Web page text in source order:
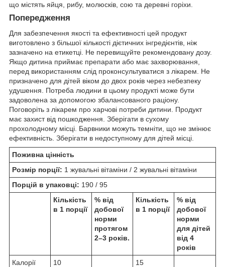
що містять яйця, рибу, молюсків, сою та деревні горіхи.
Попередження
Для забезпечення якості та ефективності цей продукт
виготовлено з більшої кількості дієтичних інгредієнтів, ніж
зазначено на етикетці. Не перевищуйте рекомендовану дозу.
Якщо дитина приймає препарати або має захворювання,
перед використанням слід проконсультуватися з лікарем. Не
призначено для дітей віком до двох років через небезпеку
удушення. Потреба людини в цьому продукті може бути
задоволена за допомогою збалансованого раціону.
Поговоріть з лікарем про харчові потреби дитини. Продукт
має захист від пошкодження. Зберігати в сухому
прохолодному місці. Барвники можуть темніти, що не змінює
ефективність. Зберігати в недоступному для дітей місці.
Поживна цінність
Розмір порції: 1 жувальні вітаміни / 2 жувальні вітаміни
Порцій в упаковці: 190 / 95
Кількість
в 1 порції
% від
добової
норми
протягом
2–3 років.
Кількість
в 1 порції
% від
добової
норми
для дітей
від 4
років
Калорії
10
15